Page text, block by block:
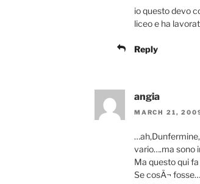
io questo devo
liceo e ha
Reply
angia
MARCH 21,
vario….ma sono
Ma questo qui fa
Se cosÃ¬